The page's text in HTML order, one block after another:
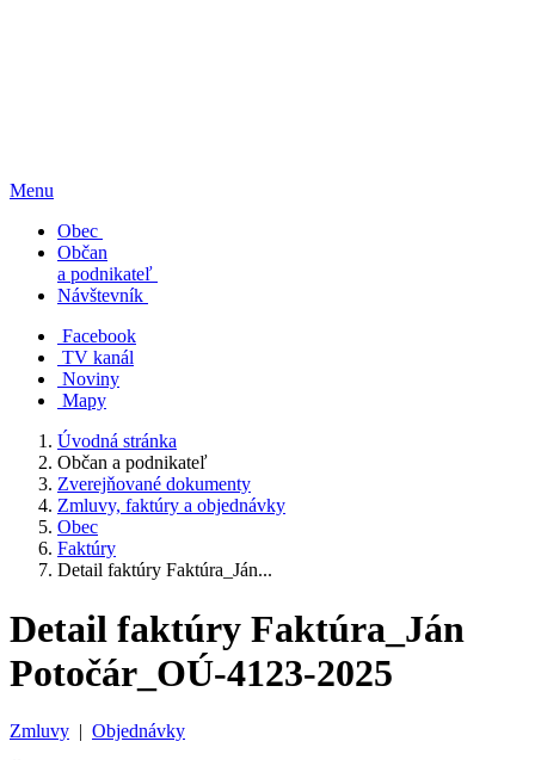
Menu
Obec
Občan
a podnikateľ
Návštevník
Facebook
TV kanál
Noviny
Mapy
Úvodná stránka
Občan a podnikateľ
Zverejňované dokumenty
Zmluvy, faktúry a objednávky
Obec
Faktúry
Detail faktúry Faktúra_Ján...
Detail faktúry Faktúra_Ján
Potočár_OÚ-4123-2025
Zmluvy | Objednávky